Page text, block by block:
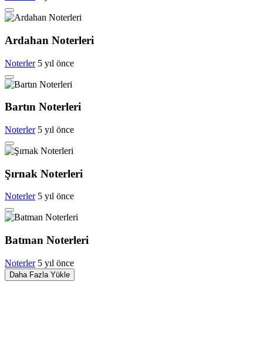
Ardahan Noterleri
Noterler 5 yıl önce
Bartın Noterleri
Noterler 5 yıl önce
Şırnak Noterleri
Noterler 5 yıl önce
Batman Noterleri
Noterler 5 yıl önce
Daha Fazla Yükle